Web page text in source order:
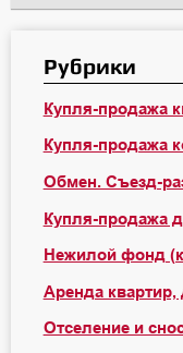
Рубрики
Купля-продажа
Купля-продажа
Обмен. Съезд-
Купля-продажа
Нежилой фонд
Аренда
Отселение и